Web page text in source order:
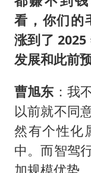
看，你们的
涨到了
发展和此前
曹旭东 ：我
以前就不同
然有个性化
中。而智驾